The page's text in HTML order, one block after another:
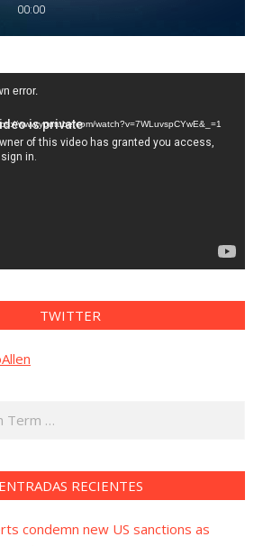
error.
www.youtube.com/watch?v=7WLuvspCYwE&_=1
TWITTER
ENTRADAS RECIENTES
condemn new US sanctions as